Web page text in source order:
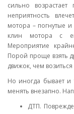
сильно
неприятность
мотора – погнутые
клин мотора с
Мероприятие
Порой проще взять
движок, чем
Но иногда бывает и
менять внезапно.
ДТП.